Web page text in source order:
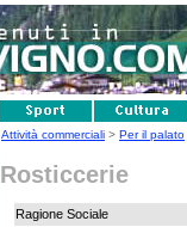
Attività commerciali > Per il palato
Rosticcerie
Ragione Sociale